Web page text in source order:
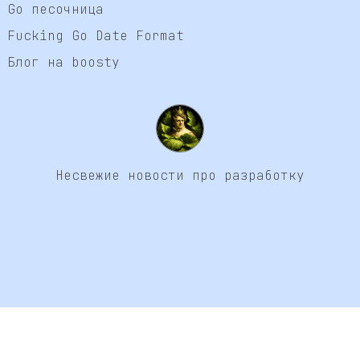
Go песочница
Fucking Go Date Format
Блог на boosty
Несвежие новости про разработку